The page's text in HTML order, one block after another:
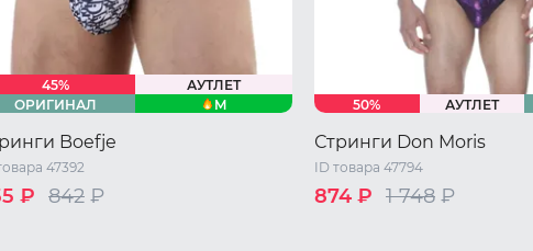
45%
АУТЛЕТ
ОРИГИНАЛ
M
Boefje
47392
₽ 842 ₽
50% АУТЛЕТ
Стринги Don Moris
ID товара 47794
874 ₽ 1 748 ₽